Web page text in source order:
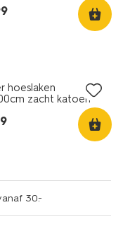
hoeslaken
zacht katoen
30.-